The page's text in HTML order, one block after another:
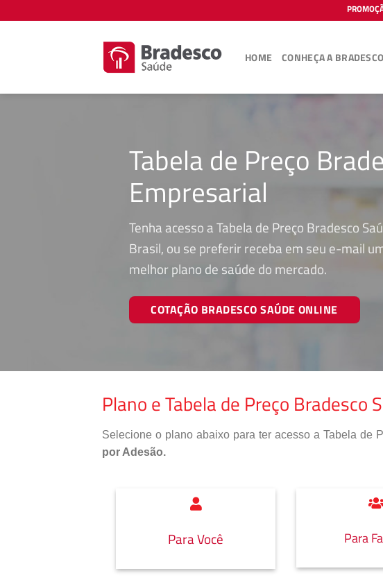
to
HOME CONHEÇA A BRADESCO
Tabela de Preço
Empresarial
Tenha acesso a Tabela de Preço Bradesco
Brasil, ou se preferir receba em seu e-mail
melhor plano de saúde do mercado.
COTAÇÃO BRADESCO SAÚDE ONLINE
Plano e Tabela de Preço Bradesco
Selecione o plano abaixo para ter acesso a Tabela de
por Adesão.
Para Você Para